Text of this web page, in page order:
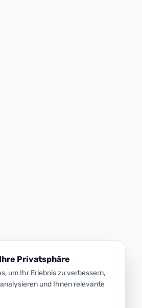
Privatsphäre
um Ihr Erlebnis zu verbessern,
und Ihnen relevante